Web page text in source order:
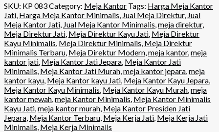
SKU: KP 083Category: Meja Kantor Tags: Harga Meja Kantor
Jati, Harga Meja Kantor Minimalis, Jual Meja Direktur, Jual
Meja Kantor Jati, Jual Meja Kantor Minimalis,meja direktur,
Meja Direktur Jati, Meja Direktur Kayu Jati, Meja Direktur
Kayu Minimalis, Meja Direktur Minimalis, Meja Direktur
Minimalis Terbaru, Meja Direktur Modern,meja kantor,meja
kantor jati, Meja Kantor Jati Jepara, Meja Kantor Jati
Minimalis, Meja Kantor Jati Murah,meja kantor jepara,meja
kantor kayu, Meja Kantor kayu Jati, Meja Kantor Kayu Jepara,
Meja Kantor Kayu Minimalis, Meja Kantor Kayu Murah,meja
kantor mewah,meja Kantor Minimalis, Meja Kantor Minimalis
Kayu Jati,meja kantor murah, Meja Kantor Presiden Jati
Jepara, Meja Kantor Terbaru, Meja Kerja Jati, Meja Kerja Jati
Minimalis, Meja Kerja Minimalis